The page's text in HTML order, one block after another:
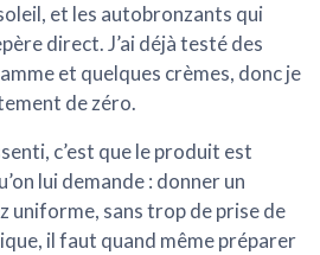
et les autobronzants qui
direct. J’ai déjà testé des
et quelques crèmes, donc je
de zéro.
c’est que le produit est
lui demande : donner un
uniforme, sans trop de prise de
il faut quand même préparer